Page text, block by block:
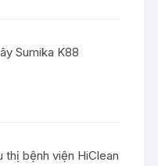
Sumika K88
thị bệnh viện HiClean